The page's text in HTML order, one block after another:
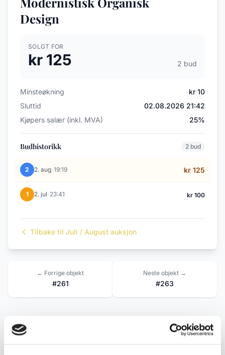
Design
SOLGT FOR
kr 125 2 bud
Minsteøkning
kr 10
Sluttid
02.08.2026 21:42
Kjøpers salær (inkl. MVA)
25%
Budhistorikk 2 bud
2 2. aug·19:19 kr 125
1 2. jul· 23:41 kr 100
Tilbake til Juli / August auksjon
← Forrige objekt
#261
Neste objekt →
#263
Beskrivelse